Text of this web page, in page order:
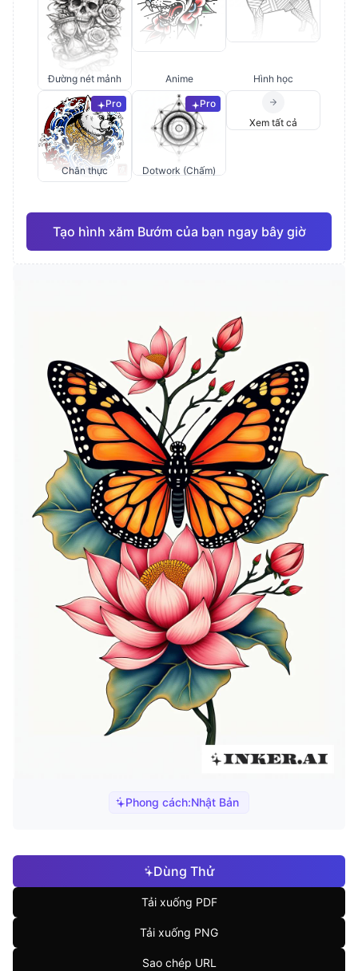
Phong cách:Nhật Bản
Đường nét mảnh Anime Hình học
Pro
Chân thực
Pro
Dotwork (Chấm)
Xem tất cả
Tạo hình xăm Bướm của bạn ngay bây giờ
Dùng Thử
Tải xuống PDF
Tải xuống PNG
Sao chép URL